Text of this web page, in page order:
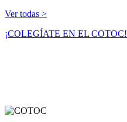
Ver todas >
¡COLEGÍATE EN EL COTOC!